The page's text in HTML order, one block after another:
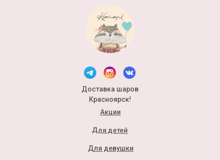
Доставка шаров
Красноярск!
Акции
Для детей
Для девушки